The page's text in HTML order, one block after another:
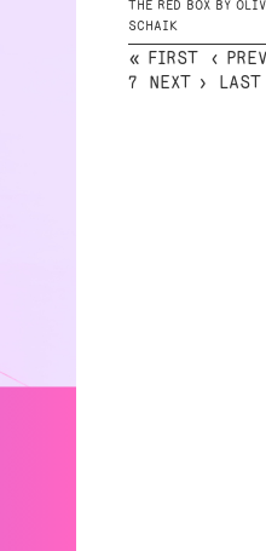
THE RED BOX BY
SCHAIK
« FIRST ‹
7
NEXT ›